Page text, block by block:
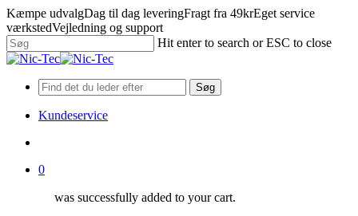
Skip
to
main
content
Kæmpe udvalgDag til dag leveringFragt fra 49krEget service
værkstedVejledning og support
Hit enter to search or ESC to close
Close
Søg
Kundeservice
0
was successfully added to your cart.